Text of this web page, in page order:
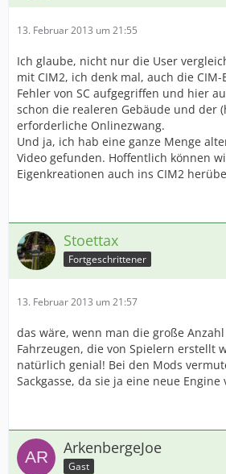
13. Februar 2013 um 21:55
Ich glaube, nicht nur die User
mit CIM2, ich denk mal, auch die
Fehler von SC aufgegriffen und hier
schon die realeren Gebäude und der
erforderliche Onlinezwang.
Und ja, ich hab eine ganze Menge
Video gefunden. Hoffentlich können
Eigenkreationen auch ins CIM2
Stoettax
Fortgeschrittener
13. Februar 2013 um 21:57
das wäre, wenn man die große
Fahrzeugen, die von Spielern erstellt
natürlich genial! Bei den Mods
Sackgasse, da sie ja eine neue Engine
ArkenbergeJoe
Gast